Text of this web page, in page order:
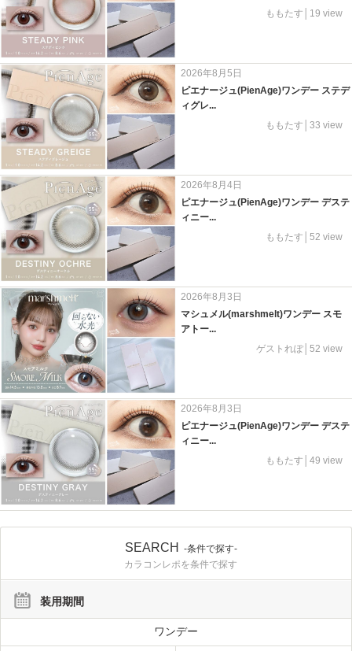
ももたす│19 view
2026年8月5日
ピエナージュ(PienAge)ワンデー ステデ
ィグレ...
ももたす│33 view
2026年8月4日
ピエナージュ(PienAge)ワンデー デステ
ィニー...
ももたす│52 view
2026年8月3日
マシュメル(marshmelt)ワンデー スモ
アトー...
ゲストれぽ│52 view
2026年8月3日
ピエナージュ(PienAge)ワンデー デステ
ィニー...
ももたす│49 view
SEARCH
-条件で探す-
カラコンレポを条件で探す
装用期間
ワンデー